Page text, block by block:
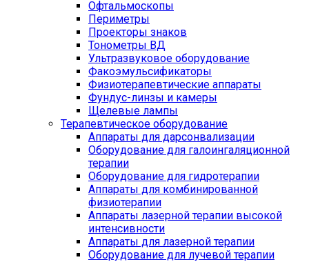
Офтальмоскопы
Периметры
Проекторы знаков
Тонометры ВД
Ультразвуковое оборудование
Факоэмульсификаторы
Физиотерапевтические аппараты
Фундус-линзы и камеры
Щелевые лампы
Терапевтическое оборудование
Аппараты для дарсонвализации
Оборудование для галоингаляционной
терапии
Оборудование для гидротерапии
Аппараты для комбинированной
физиотерапии
Аппараты лазерной терапии высокой
интенсивности
Аппараты для лазерной терапии
Оборудование для лучевой терапии